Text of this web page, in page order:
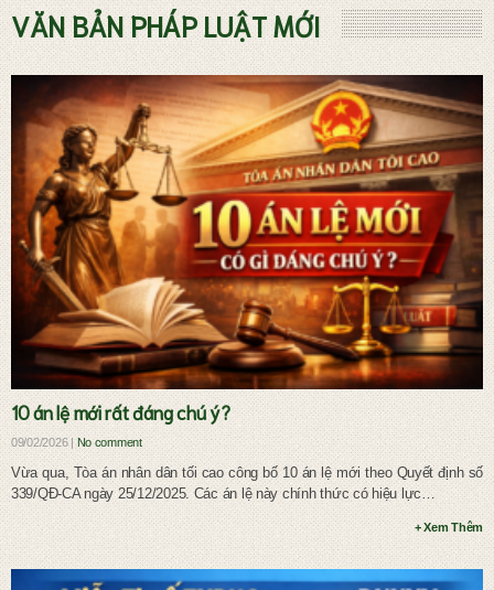
Ly hôn và chia tài sản chung
VĂN BẢN PHÁP LUẬT MỚI
10 án lệ mới rất đáng chú ý?
09/02/2026 | No comment
Vừa qua, Tòa án nhân dân tối cao công bố 10 án lệ mới theo Quyết định số
339/QĐ-CA ngày 25/12/2025. Các án lệ này chính thức có hiệu lực…
+ Xem Thêm